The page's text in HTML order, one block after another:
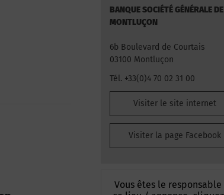
BANQUE SOCIÉTÉ GÉNÉRALE DE
MONTLUÇON
6b Boulevard de Courtais
03100 Montluçon
Tél. +33(0)4 70 02 31 00
Visiter le site internet
Visiter la page Facebook
Vous êtes le responsable